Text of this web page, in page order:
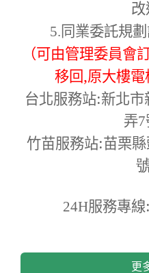
改
5. 同業委託規
（可由管理委員會
移回,原大樓
台北服務站:新北市
弄
竹苗服務站:苗栗
24H服務專線
更